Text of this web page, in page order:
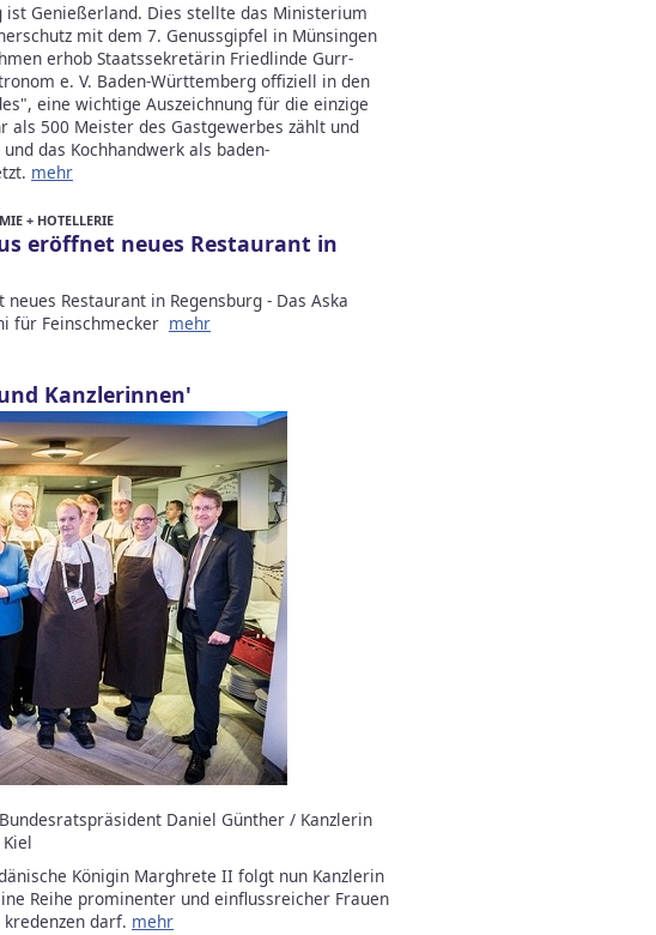
ist Genießerland. Dies stellte das Ministerium
mit dem 7. Genussgipfel in Münsingen
erhob Staatssekretärin Friedlinde Gurr-
e. V. Baden-Württemberg offiziell in den
eine wichtige Auszeichnung für die einzige
500 Meister des Gastgewerbes zählt und
das Kochhandwerk als baden-
mehr
+ HOTELLERIE
eröffnet neues Restaurant in
Restaurant in Regensburg - Das Aska
für Feinschmecker mehr
Kanzlerinnen'
Daniel Günther / Kanzlerin
Königin Marghrete II folgt nun Kanzlerin
Reihe prominenter und einflussreicher Frauen
darf. mehr